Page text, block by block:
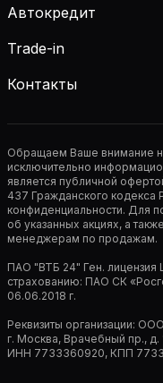
Автокредит
Trade-in
Контакты
Обращаем Ваше внимание
исключительно
является публичной
437 Гражданского кодекса
конфиденциальности. Для
об указанных акциях, а
менеджерам по продажам.
ПАО "ВТБ 24" Ген.
страхованию: ПАО СК
06.06.2018 г.
Реквизиты организации:
г. Москва, Врачебный пр., д.
ИНН 7733360920, КПП